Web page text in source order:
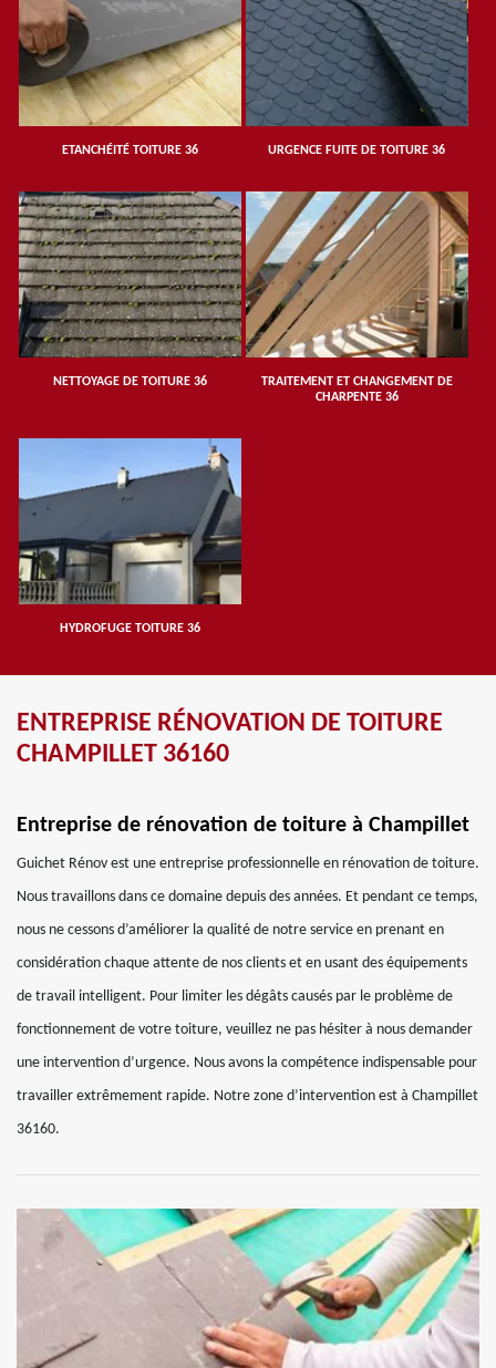
ETANCHÉITÉ TOITURE 36 URGENCE FUITE DE TOITURE 36
NETTOYAGE DE TOITURE 36
TRAITEMENT ET CHANGEMENT DE
CHARPENTE 36
HYDROFUGE TOITURE 36
ENTREPRISE RÉNOVATION DE TOITURE
CHAMPILLET 36160
Entreprise de rénovation de toiture à Champillet
Guichet Rénov est une entreprise professionnelle en rénovation de toiture.
Nous travaillons dans ce domaine depuis des années. Et pendant ce temps,
nous ne cessons d’améliorer la qualité de notre service en prenant en
considération chaque attente de nos clients et en usant des équipements
de travail intelligent. Pour limiter les dégâts causés par le problème de
fonctionnement de votre toiture, veuillez ne pas hésiter à nous demander
une intervention d’urgence. Nous avons la compétence indispensable pour
travailler extrêmement rapide. Notre zone d’intervention est à Champillet
36160.